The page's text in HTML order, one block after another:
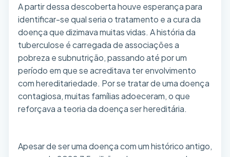
A partir dessa descoberta houve esperança para
identificar-se qual seria o tratamento e a cura da
doença que dizimava muitas vidas. A história da
tuberculose é carregada de associações a
pobreza e subnutrição, passando até por um
período em que se acreditava ter envolvimento
com hereditariedade. Por se tratar de uma doença
contagiosa, muitas famílias adoeceram, o que
reforçava a teoria da doença ser hereditária.
Apesar de ser uma doença com um histórico antigo,